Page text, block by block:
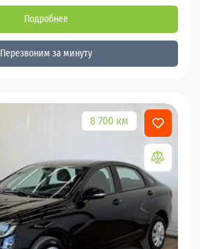
Подробнее
Перезвоним за минуту
8 700 км